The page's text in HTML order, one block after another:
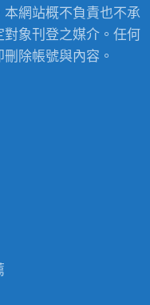
網站概不負責也不承
象刊登之媒介。任何
除帳號與內容。